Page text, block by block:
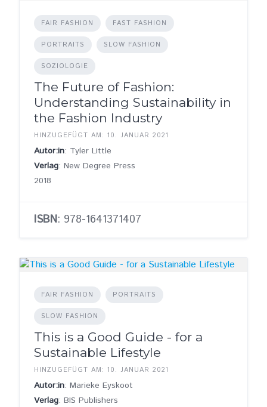
FAIR FASHION FAST FASHION
PORTRAITS SLOW FASHION
SOZIOLOGIE
The Future of Fashion:
Understanding Sustainability in
the Fashion Industry
HINZUGEFÜGT AM: 10. JANUAR 2021
Autor:in: Tyler Little
Verlag: New Degree Press
2018
ISBN: 978-1641371407
FAIR FASHION PORTRAITS
SLOW FASHION
This is a Good Guide - for a
Sustainable Lifestyle
HINZUGEFÜGT AM: 10. JANUAR 2021
Autor:in: Marieke Eyskoot
Verlag: BIS Publishers